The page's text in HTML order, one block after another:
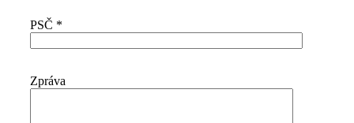
PSČ *
Zpráva